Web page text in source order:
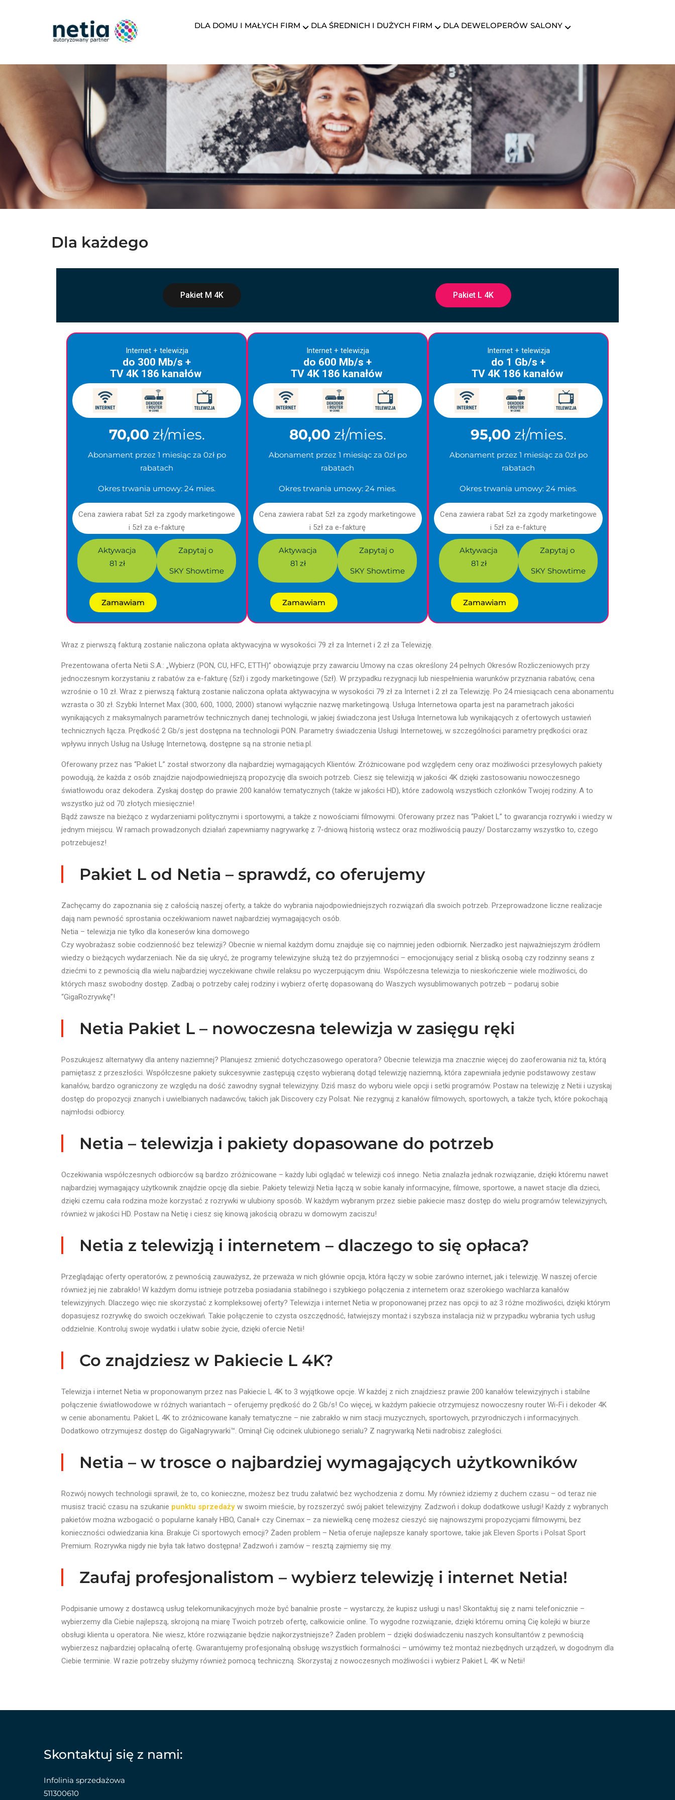
DLA DOMU I MAŁYCH FIRM DLA ŚREDNICH I DUŻYCH FIRM DLA DEWELOPERÓW SALONY
Dla każdego
Pakiet M 4K Pakiet L 4K
Internet + telewizja
do 300 Mb/s +
TV 4K 186 kanałów
70,00 zł/mies.
Abonament przez 1 miesiąc za 0zł po
rabatach
Okres trwania umowy: 24 mies.
Cena zawiera rabat 5zł za zgody marketingowe
i 5zł za e-fakturę
Aktywacja
81 zł
Zapytaj o
SKY Showtime
Zamawiam
Internet + telewizja
do 600 Mb/s +
TV 4K 186 kanałów
80,00 zł/mies.
Abonament przez 1 miesiąc za 0zł po
rabatach
Okres trwania umowy: 24 mies.
Cena zawiera rabat 5zł za zgody marketingowe
i 5zł za e-fakturę
Aktywacja
81 zł
Zapytaj o
SKY Showtime
Zamawiam
Internet + telewizja
do 1 Gb/s +
TV 4K 186 kanałów
95,00 zł/mies.
Abonament przez 1 miesiąc za 0zł po
rabatach
Okres trwania umowy: 24 mies.
Cena zawiera rabat 5zł za zgody marketingowe
i 5zł za e-fakturę
Aktywacja
81 zł
Zapytaj o
SKY Showtime
Zamawiam
Wraz z pierwszą fakturą zostanie naliczona opłata aktywacyjna w wysokości 79 zł za Internet i 2 zł za Telewizję.
Prezentowana oferta Netii S.A.: „Wybierz (PON, CU, HFC, ETTH)” obowiązuje przy zawarciu Umowy na czas określony 24 pełnych Okresów Rozliczeniowych przy
jednoczesnym korzystaniu z rabatów za e-fakturę (5zł) i zgody marketingowe (5zł). W przypadku rezygnacji lub niespełnienia warunków przyznania rabatów, cena
wzrośnie o 10 zł. Wraz z pierwszą fakturą zostanie naliczona opłata aktywacyjna w wysokości 79 zł za Internet i 2 zł za Telewizję. Po 24 miesiącach cena abonamentu
wzrasta o 30 zł. Szybki Internet Max (300, 600, 1000, 2000) stanowi wyłącznie nazwę marketingową. Usługa Internetowa oparta jest na parametrach jakości
wynikających z maksymalnych parametrów technicznych danej technologii, w jakiej świadczona jest Usługa Internetowa lub wynikających z ofertowych ustawień
technicznych łącza. Prędkość 2 Gb/s jest dostępna na technologii PON. Parametry świadczenia Usługi Internetowej, w szczególności parametry prędkości oraz
wpływu innych Usług na Usługę Internetową, dostępne są na stronie netia.pl.
Oferowany przez nas “Pakiet L” został stworzony dla najbardziej wymagających Klientów. Zróżnicowane pod względem ceny oraz możliwości przesyłowych pakiety
powodują, że każda z osób znajdzie najodpowiedniejszą propozycję dla swoich potrzeb. Ciesz się telewizją w jakości 4K dzięki zastosowaniu nowoczesnego
światłowodu oraz dekodera. Zyskaj dostęp do prawie 200 kanałów tematycznych (także w jakości HD), które zadowolą wszystkich członków Twojej rodziny. A to
wszystko już od 70 złotych miesięcznie!
Bądź zawsze na bieżąco z wydarzeniami politycznymi i sportowymi, a także z nowościami filmowymi. Oferowany przez nas “Pakiet L” to gwarancja rozrywki i wiedzy w
jednym miejscu. W ramach prowadzonych działań zapewniamy nagrywarkę z 7-dniową historią wstecz oraz możliwością pauzy/ Dostarczamy wszystko to, czego
potrzebujesz!
Pakiet L od Netia – sprawdź, co oferujemy
Zachęcamy do zapoznania się z całością naszej oferty, a także do wybrania najodpowiedniejszych rozwiązań dla swoich potrzeb. Przeprowadzone liczne realizacje
dają nam pewność sprostania oczekiwaniom nawet najbardziej wymagających osób.
Netia – telewizja nie tylko dla koneserów kina domowego
Czy wyobrażasz sobie codzienność bez telewizji? Obecnie w niemal każdym domu znajduje się co najmniej jeden odbiornik. Nierzadko jest najważniejszym źródłem
wiedzy o bieżących wydarzeniach. Nie da się ukryć, że programy telewizyjne służą też do przyjemności – emocjonujący serial z bliską osobą czy rodzinny seans z
dziećmi to z pewnością dla wielu najbardziej wyczekiwane chwile relaksu po wyczerpującym dniu. Współczesna telewizja to nieskończenie wiele możliwości, do
których masz swobodny dostęp. Zadbaj o potrzeby całej rodziny i wybierz ofertę dopasowaną do Waszych wysublimowanych potrzeb – podaruj sobie
“GigaRozrywkę”!
Netia Pakiet L – nowoczesna telewizja w zasięgu ręki
Poszukujesz alternatywy dla anteny naziemnej? Planujesz zmienić dotychczasowego operatora? Obecnie telewizja ma znacznie więcej do zaoferowania niż ta, którą
pamiętasz z przeszłości. Współczesne pakiety sukcesywnie zastępują często wybieraną dotąd telewizję naziemną, która zapewniała jedynie podstawowy zestaw
kanałów, bardzo ograniczony ze względu na dość zawodny sygnał telewizyjny. Dziś masz do wyboru wiele opcji i setki programów. Postaw na telewizję z Netii i uzyskaj
dostęp do propozycji znanych i uwielbianych nadawców, takich jak Discovery czy Polsat. Nie rezygnuj z kanałów filmowych, sportowych, a także tych, które pokochają
najmłodsi odbiorcy.
Netia – telewizja i pakiety dopasowane do potrzeb
Oczekiwania współczesnych odbiorców są bardzo zróżnicowane – każdy lubi oglądać w telewizji coś innego. Netia znalazła jednak rozwiązanie, dzięki któremu nawet
najbardziej wymagający użytkownik znajdzie opcję dla siebie. Pakiety telewizji Netia łączą w sobie kanały informacyjne, filmowe, sportowe, a nawet stacje dla dzieci,
dzięki czemu cała rodzina może korzystać z rozrywki w ulubiony sposób. W każdym wybranym przez siebie pakiecie masz dostęp do wielu programów telewizyjnych,
również w jakości HD. Postaw na Netię i ciesz się kinową jakością obrazu w domowym zaciszu!
Netia z telewizją i internetem – dlaczego to się opłaca?
Przeglądając oferty operatorów, z pewnością zauważysz, że przeważa w nich głównie opcja, która łączy w sobie zarówno internet, jak i telewizję. W naszej ofercie
również jej nie zabrakło! W każdym domu istnieje potrzeba posiadania stabilnego i szybkiego połączenia z internetem oraz szerokiego wachlarza kanałów
telewizyjnych. Dlaczego więc nie skorzystać z kompleksowej oferty? Telewizja i internet Netia w proponowanej przez nas opcji to aż 3 różne możliwości, dzięki którym
dopasujesz rozrywkę do swoich oczekiwań. Takie połączenie to czysta oszczędność, łatwiejszy montaż i szybsza instalacja niż w przypadku wybrania tych usług
oddzielnie. Kontroluj swoje wydatki i ułatw sobie życie, dzięki ofercie Netii!
Co znajdziesz w Pakiecie L 4K?
Telewizja i internet Netia w proponowanym przez nas Pakiecie L 4K to 3 wyjątkowe opcje. W każdej z nich znajdziesz prawie 200 kanałów telewizyjnych i stabilne
połączenie światłowodowe w różnych wariantach – oferujemy prędkość do 2 Gb/s! Co więcej, w każdym pakiecie otrzymujesz nowoczesny router Wi-Fi i dekoder 4K
w cenie abonamentu. Pakiet L 4K to zróżnicowane kanały tematyczne – nie zabrakło w nim stacji muzycznych, sportowych, przyrodniczych i informacyjnych.
Dodatkowo otrzymujesz dostęp do GigaNagrywarki™. Ominął Cię odcinek ulubionego serialu? Z nagrywarką Netii nadrobisz zaległości.
Netia – w trosce o najbardziej wymagających użytkowników
Rozwój nowych technologii sprawił, że to, co konieczne, możesz bez trudu załatwić bez wychodzenia z domu. My również idziemy z duchem czasu – od teraz nie
musisz tracić czasu na szukanie punktu sprzedaży w swoim mieście, by rozszerzyć swój pakiet telewizyjny. Zadzwoń i dokup dodatkowe usługi! Każdy z wybranych
pakietów można wzbogacić o popularne kanały HBO, Canal+ czy Cinemax – za niewielką cenę możesz cieszyć się najnowszymi propozycjami filmowymi, bez
konieczności odwiedzania kina. Brakuje Ci sportowych emocji? Żaden problem – Netia oferuje najlepsze kanały sportowe, takie jak Eleven Sports i Polsat Sport
Premium. Rozrywka nigdy nie była tak łatwo dostępna! Zadzwoń i zamów – resztą zajmiemy się my.
Zaufaj profesjonalistom – wybierz telewizję i internet Netia!
Podpisanie umowy z dostawcą usług telekomunikacyjnych może być banalnie proste – wystarczy, że kupisz usługi u nas! Skontaktuj się z nami telefonicznie –
wybierzemy dla Ciebie najlepszą, skrojoną na miarę Twoich potrzeb ofertę, całkowicie online. To wygodne rozwiązanie, dzięki któremu ominą Cię kolejki w biurze
obsługi klienta u operatora. Nie wiesz, które rozwiązanie będzie najkorzystniejsze? Żaden problem – dzięki doświadczeniu naszych konsultantów z pewnością
wybierzesz najbardziej opłacalną ofertę. Gwarantujemy profesjonalną obsługę wszystkich formalności – umówimy też montaż niezbędnych urządzeń, w dogodnym dla
Ciebie terminie. W razie potrzeby służymy również pomocą techniczną. Skorzystaj z nowoczesnych możliwości i wybierz Pakiet L 4K w Netii!
Skontaktuj się z nami:
Infolinia sprzedażowa
511300610